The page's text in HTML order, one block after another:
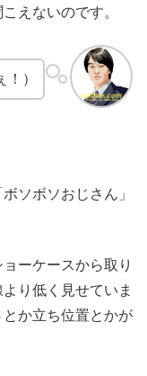
えないのです。
）
ソボソおじさん」
ーケースから取り
り低く見せていま
か立ち位置とかが